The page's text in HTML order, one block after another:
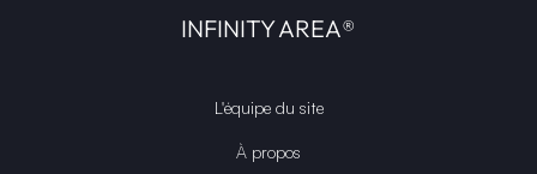
INFINITY AREA®
L'équipe du site
À propos